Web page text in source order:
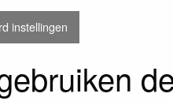
instellingen